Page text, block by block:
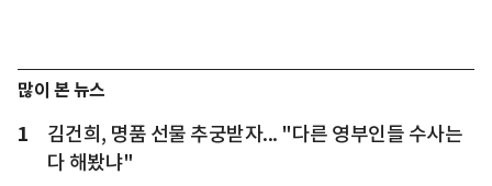
많이 본 뉴스
1
김건희, 명품 선물 추궁받자... "다른 영부인들 수사는
다 해봤냐"